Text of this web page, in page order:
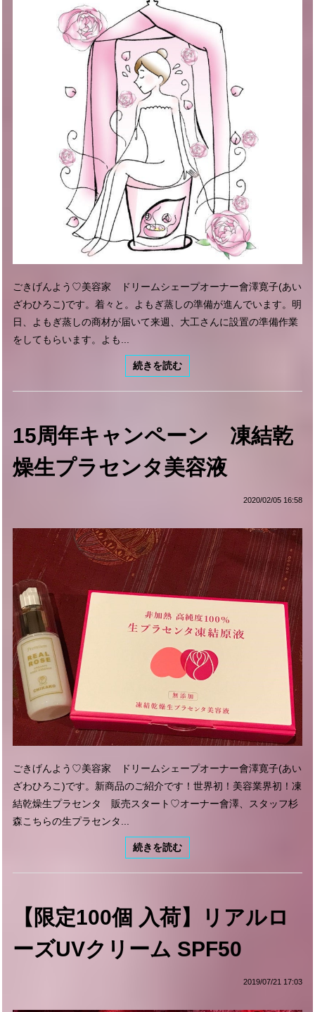
ごきげんよう♡美容家 ドリームシェープオーナー會澤寛子(あい
ざわひろこ)です。着々と。よもぎ蒸しの準備が進んでいます。明
日、よもぎ蒸しの商材が届いて来週、大工さんに設置の準備作業
をしてもらいます。よも...
続きを読む
15周年キャンペーン 凍結乾
燥生プラセンタ美容液
2020/02/05 16:58
ごきげんよう♡美容家 ドリームシェープオーナー會澤寛子(あい
ざわひろこ)です。新商品のご紹介です！世界初！美容業界初！凍
結乾燥生プラセンタ 販売スタート♡オーナー會澤、スタッフ杉
森こちらの生プラセンタ...
続きを読む
【限定100個 入荷】リアルロ
ーズUVクリーム SPF50
2019/07/21 17:03